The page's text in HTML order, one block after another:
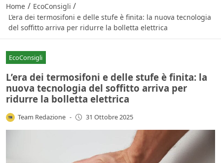
Home / EcoConsigli /
L’era dei termosifoni e delle stufe è finita: la nuova tecnologia
del soffitto arriva per ridurre la bolletta elettrica
EcoConsigli
L’era dei termosifoni e delle stufe è finita: la
nuova tecnologia del soffitto arriva per
ridurre la bolletta elettrica
Team Redazione - 31 Ottobre 2025